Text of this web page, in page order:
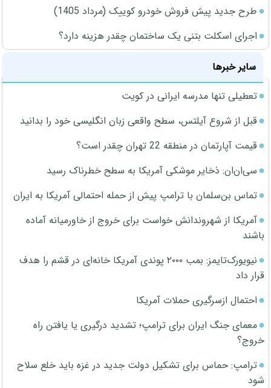
طرح جدید پیش فروش خودرو کوییک (مرداد 1405)
اجرای اسکلت بتنی یک ساختمان چقدر هزینه دارد؟
سایر خبرها
تعطیلی تنها مدرسه ایرانی در کویت
قبل از شروع آیلتس، سطح واقعی زبان انگلیسی خود را بدانید
قیمت آپارتمان در منطقه 22 تهران چقدر است؟
سی‌ان‌ان: ذخایر موشکی آمریکا به سطح خطرناک رسید
تماس بن‌سلمان با ترامپ پیش از حمله احتمالی آمریکا به ایران
آمریکا از شهروندانش خواست برای خروج از خاورمیانه آماده
باشند
نیویورک‌تایمز: بمب ۲۰۰۰ پوندی آمریکا خانه‌ای در قشم را هدف
قرار داد
احتمال ازسرگیری حملات آمریکا
معمای جنگ ایران برای ترامپ؛ تشدید درگیری یا یافتن راه
خروج؟
ترامپ: حماس برای تشکیل دولت جدید در غزه باید خلع سلاح
شود